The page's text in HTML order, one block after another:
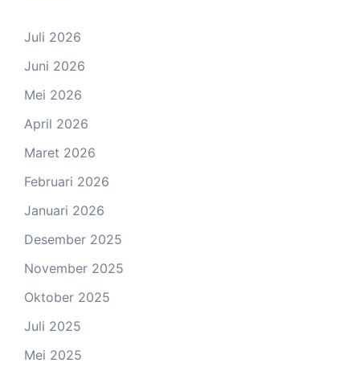
Juli 2026
Juni 2026
Mei 2026
April 2026
Maret 2026
Februari 2026
Januari 2026
Desember 2025
November 2025
Oktober 2025
Juli 2025
Mei 2025